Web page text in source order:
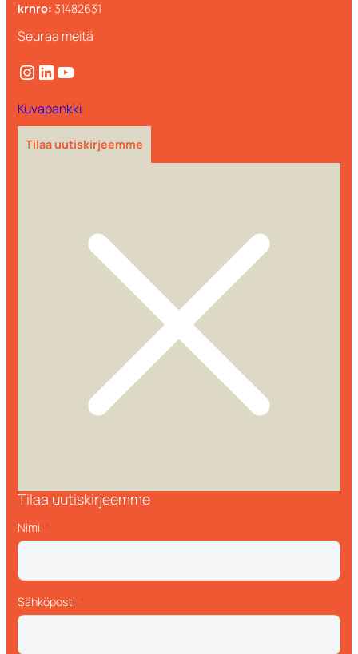
krnro: 31482631
Seuraa meitä
Instagram LinkedIn YouTube
Kuvapankki
Tilaa uutiskirjeemme
Tilaa uutiskirjeemme
Nimi
Sähköposti